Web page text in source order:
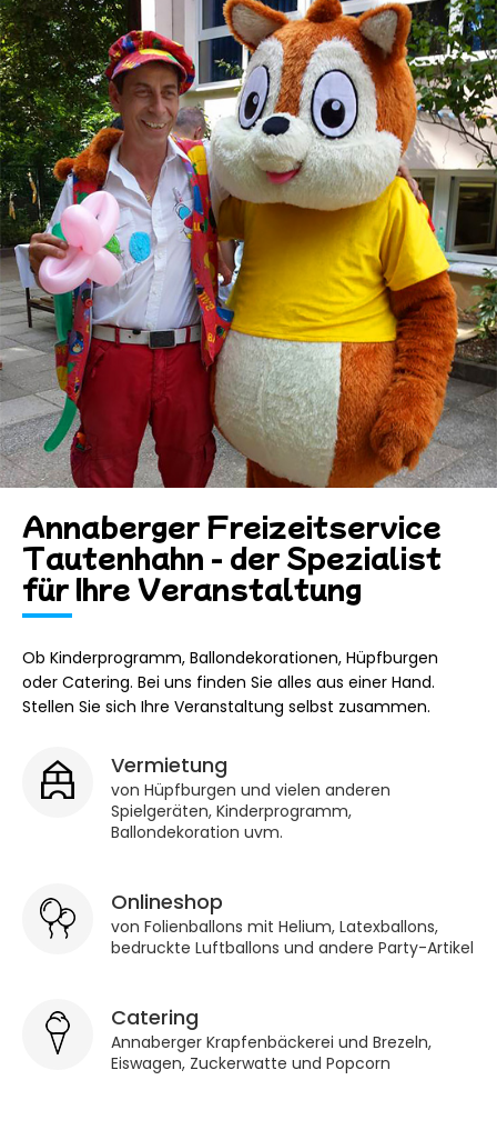
Annaberger Freizeitservice
Tautenhahn - der Spezialist
für Ihre Veranstaltung
Ob Kinderprogramm, Ballondekorationen, Hüpfburgen
oder Catering. Bei uns finden Sie alles aus einer Hand.
Stellen Sie sich Ihre Veranstaltung selbst zusammen.
Vermietung
von Hüpfburgen und vielen anderen
Spielgeräten, Kinderprogramm,
Ballondekoration uvm.
Onlineshop
von Folienballons mit Helium, Latexballons,
bedruckte Luftballons und andere Party-Artikel
Catering
Annaberger Krapfenbäckerei und Brezeln,
Eiswagen, Zuckerwatte und Popcorn